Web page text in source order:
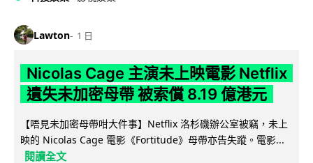
Lawton 1 日
Nicolas Cage 主演未上映電影 Netflix
遺失未加密母帶 被索償 8.19 億港元
【唔見未加密母帶咁大件事】Netflix 洛杉磯辦公室被竊，未上
映的 Nicolas Cage 電影《Fortitude》母帶亦告失蹤。電影...
閱讀全文